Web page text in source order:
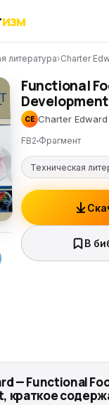
изм
литература›Charter
Functional
Development
CE Charter Edward
FB2 Фрагмент
Техническая
В
— Functional
краткое